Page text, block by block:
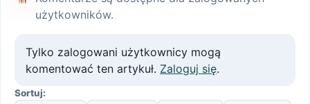
użytkowników.
Tylko zalogowani użytkownicy mogą
komentować ten artykuł. Zaloguj się.
Sortuj: